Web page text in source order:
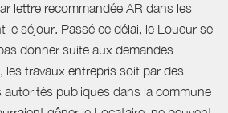
lettre recommandée AR dans les
le séjour. Passé ce délai, le Loueur se
donner suite aux demandes
les travaux entrepris soit par des
autorités publiques dans la commune